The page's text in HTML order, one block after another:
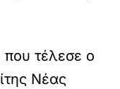
τέλεσε ο
Νέας